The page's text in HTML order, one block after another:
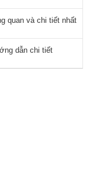
quan và chi tiết nhất
dẫn chi tiết